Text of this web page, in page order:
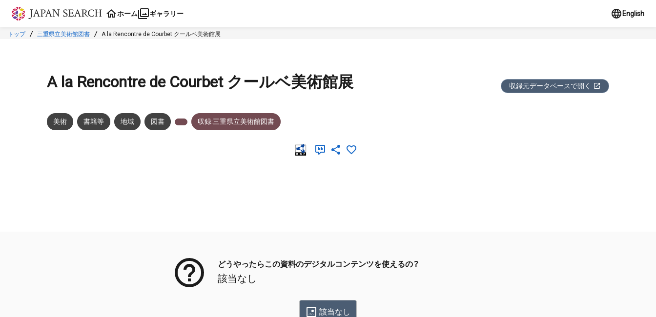
本文に飛ぶ
ホーム ギャラリー English
トップ 三重県立美術館図書 A la Rencontre de Courbet クールベ美術館展
A la Rencontre de Courbet クールベ美術館展 収録元データベースで開く
美術 書籍等 地域 図書 収録:三重県立美術館図書
どうやったらこの資料のデジタルコンテンツを使えるの？
該当なし
該当なし